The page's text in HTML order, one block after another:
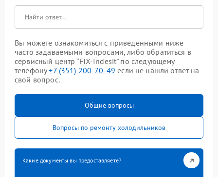
Вы можете ознакомиться с приведенными ниже
часто задаваемыми вопросами, либо обратиться в
сервисный центр “FIX-Indesit” по следующему
телефону+7 (351) 200-70-49 если не нашли ответ на
свой вопрос.
Общие вопросы
Вопросы по ремонту холодильников
Какие документы вы предоставляете?